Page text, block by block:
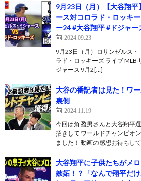
9月23日（月）【大谷翔
ース対コロラド・ロッキ
ー24 #大谷翔平 #ドジャー
2024.09.23
9月23日（月）ロサンゼルス・
ラド・ロッキーズ ライブ MLB
ジャース 9月2[…]
大谷の番記者は見た！ワ
裏側
2024.11.19
今回は角 盈男さんと大谷翔平
招きして ワールドチャンピオ
ました！ 動画の感想お待ちし
大谷翔平に子供たちがメ
嫉妬！？「なんで翔平だ